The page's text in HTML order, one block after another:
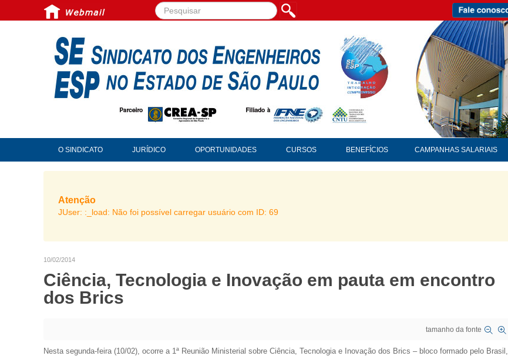
Pesquisar...
O SINDICATO JURÍDICO OPORTUNIDADES CURSOS BENEFÍCIOS CAMPANHAS SALARIAIS
Atenção
JUser: :_load: Não foi possível carregar usuário com ID: 69
10/02/2014
Ciência, Tecnologia e Inovação em pauta em encontro
dos Brics
tamanho da fonte
Nesta segunda-feira (10/02), ocorre a 1ª Reunião Ministerial sobre Ciência, Tecnologia e Inovação dos Brics – bloco formado pelo Brasil,